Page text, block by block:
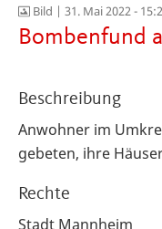
Bild | 31. Mai 2022 -
Bombenfund
Beschreibung
Anwohner im
gebeten, ihre
Rechte
Stadt Mannheim